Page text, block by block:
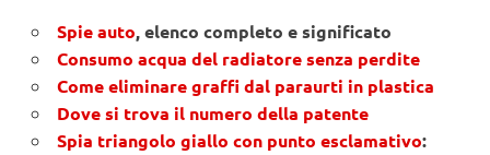
Spie auto, elenco completo e significato
Consumo acqua del radiatore senza perdite
Come eliminare graffi dal paraurti in plastica
Dove si trova il numero della patente
Spia triangolo giallo con punto esclamativo: